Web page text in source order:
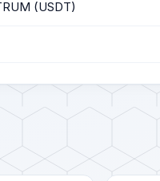
(USDT)